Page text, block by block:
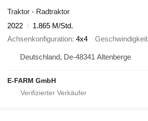
Traktor - Radtraktor
2022
1.865 M/Std.
Achsenkonfiguration 4x4 Geschwindigkeit
Deutschland, De-48341 Altenberge
E-FARM GmbH